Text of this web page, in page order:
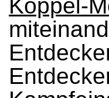
Koppel-